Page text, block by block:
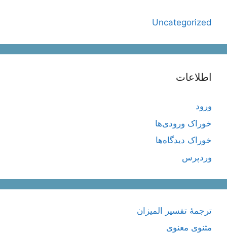
Uncategorized
اطلاعات
ورود
خوراک ورودی‌ها
خوراک دیدگاه‌ها
وردپرس
ترجمۀ تفسیر المیزان
مثنوی معنوی